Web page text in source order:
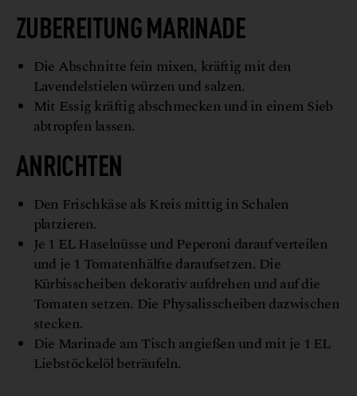
ZUBEREITUNG MARINADE
Die Abschnitte fein mixen, kräftig mit den
Lavendelstielen würzen und salzen.
Mit Essig kräftig abschmecken und in einem Sieb
abtropfen lassen.
ANRICHTEN
Den Frischkäse als Kreis mittig in Schalen
platzieren.
Je 1 EL Haselnüsse und Peperoni darauf verteilen
und je 1 Tomatenhälfte daraufsetzen. Die
Kürbisscheiben dekorativ aufdrehen und auf die
Tomaten setzen. Die Physalisscheiben dazwischen
stecken.
Die Marinade am Tisch angießen und mit je 1 EL
Liebstöckelöl beträufeln.